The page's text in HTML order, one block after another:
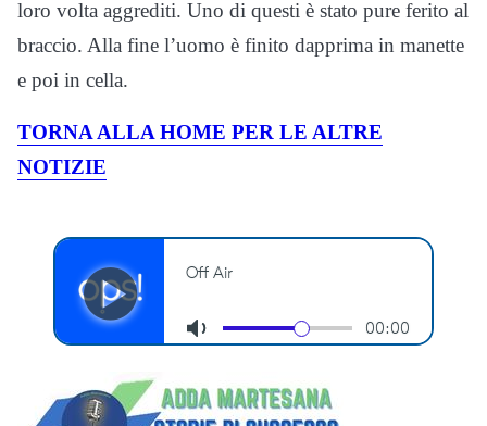
loro volta aggrediti. Uno di questi è stato pure ferito al
braccio. Alla fine l’uomo è finito dapprima in manette
e poi in cella.
TORNA ALLA HOME PER LE ALTRE
NOTIZIE